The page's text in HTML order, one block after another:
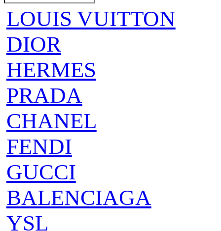
LOUIS VUITTON
DIOR
HERMES
PRADA
CHANEL
FENDI
GUCCI
BALENCIAGA
YSL